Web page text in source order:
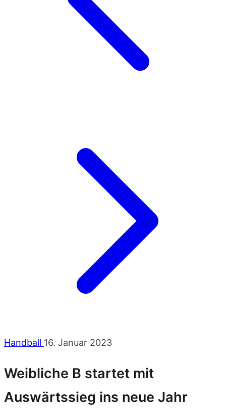
Handball 16. Januar 2023
Weibliche B startet mit
Auswärtssieg ins neue Jahr